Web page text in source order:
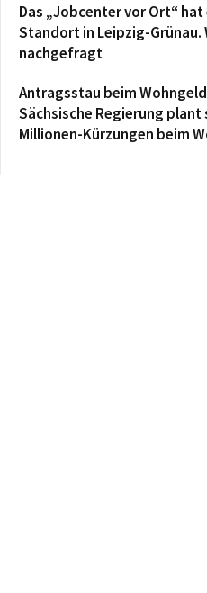
Das „Jobcenter vor Ort“ hat
Standort in Leipzig-Grünau.
nachgefragt
Antragsstau beim
Sächsische Regierung
Millionen-Kürzungen beim